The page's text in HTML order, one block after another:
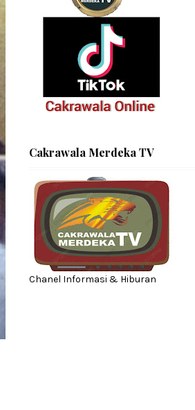
Cakrawala Merdeka TV
Chanel Informasi & Hiburan